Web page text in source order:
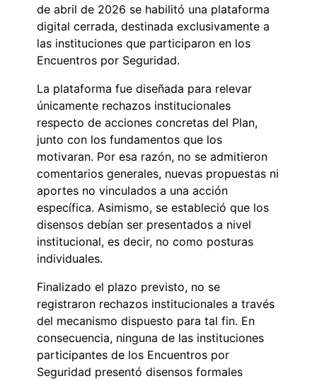
de abril de 2026 se habilitó una plataforma
digital cerrada, destinada exclusivamente a
las instituciones que participaron en los
Encuentros por Seguridad.
La plataforma fue diseñada para relevar
únicamente rechazos institucionales
respecto de acciones concretas del Plan,
junto con los fundamentos que los
motivaran. Por esa razón, no se admitieron
comentarios generales, nuevas propuestas ni
aportes no vinculados a una acción
específica. Asimismo, se estableció que los
disensos debían ser presentados a nivel
institucional, es decir, no como posturas
individuales.
Finalizado el plazo previsto, no se
registraron rechazos institucionales a través
del mecanismo dispuesto para tal fin. En
consecuencia, ninguna de las instituciones
participantes de los Encuentros por
Seguridad presentó disensos formales